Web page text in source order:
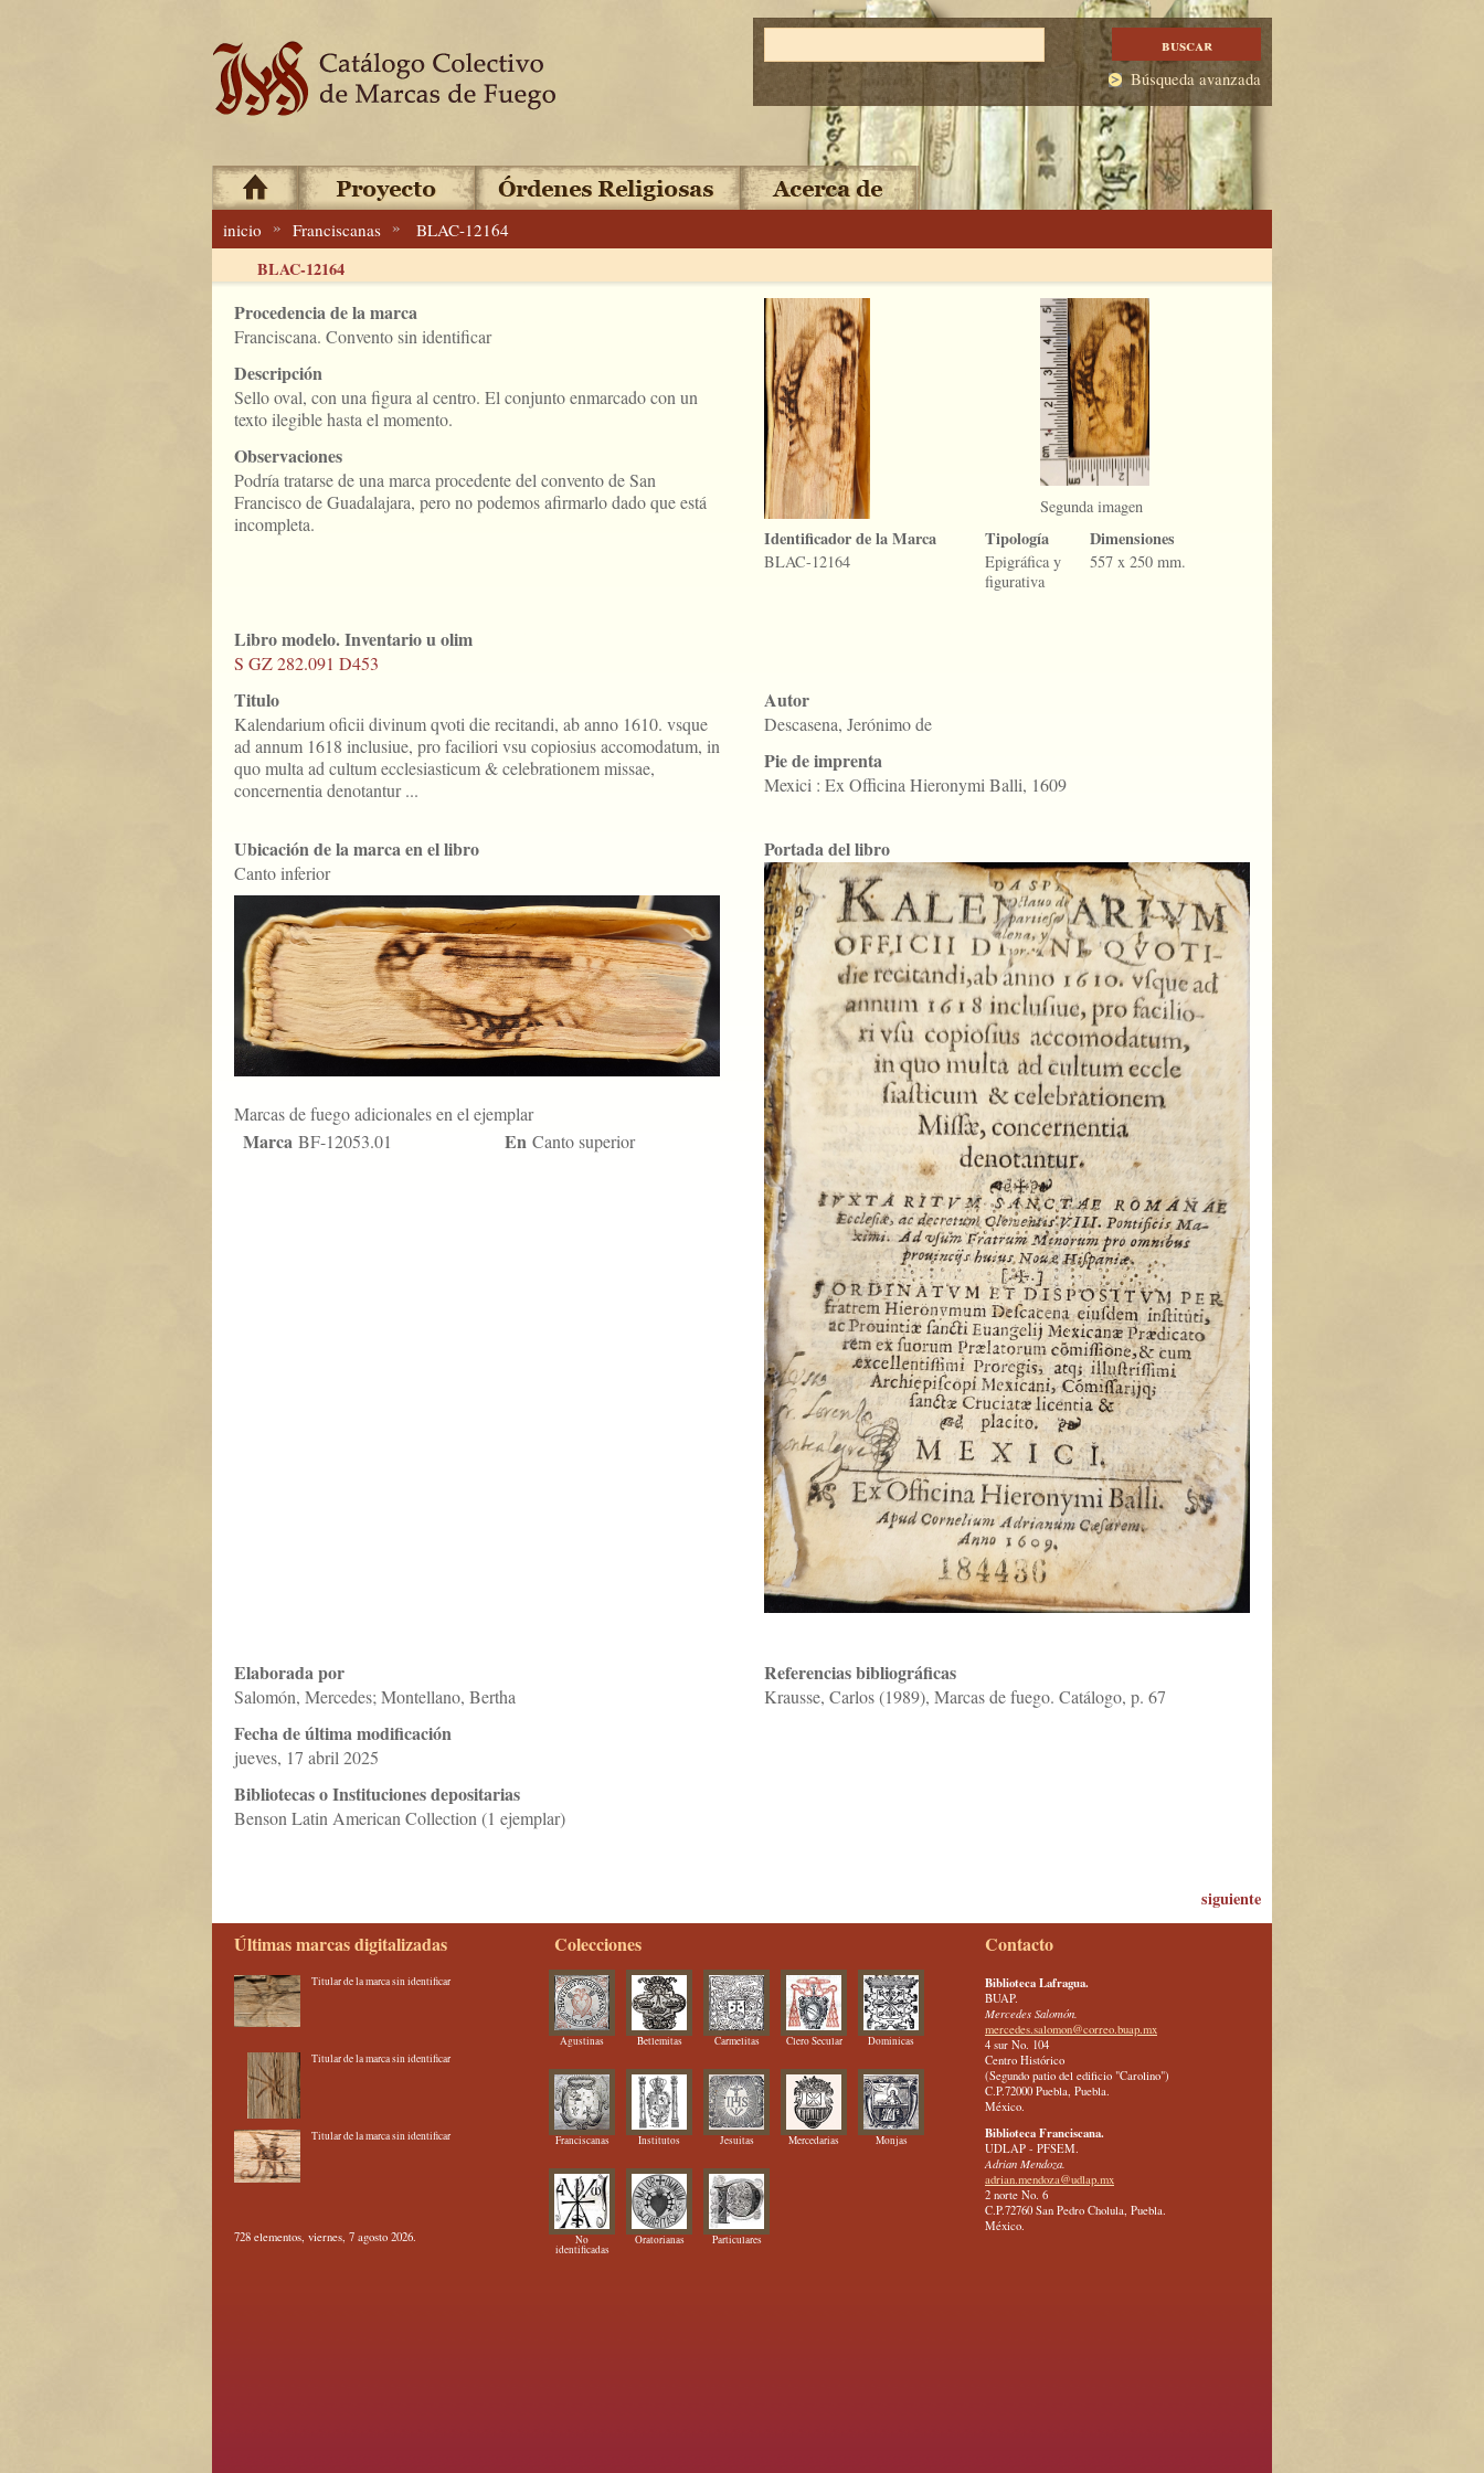
Búsqueda avanzada
inicio » Franciscanas » BLAC-12164
BLAC-12164
Procedencia de la marca
Franciscana. Convento sin identificar
Descripción
Sello oval, con una figura al centro. El conjunto enmarcado con un
texto ilegible hasta el momento.
Observaciones
Podría tratarse de una marca procedente del convento de San
Francisco de Guadalajara, pero no podemos afirmarlo dado que está
incompleta.
Segunda imagen
Identificador de la Marca
BLAC-12164
Tipología
Epigráfica y
figurativa
Dimensiones
557 x 250 mm.
Libro modelo. Inventario u olim
S GZ 282.091 D453
Titulo
Kalendarium oficii divinum qvoti die recitandi, ab anno 1610. vsque
ad annum 1618 inclusiue, pro faciliori vsu copiosius accomodatum, in
quo multa ad cultum ecclesiasticum & celebrationem missae,
concernentia denotantur ...
Autor
Descasena, Jerónimo de
Pie de imprenta
Mexici : Ex Officina Hieronymi Balli, 1609
Ubicación de la marca en el libro
Canto inferior
Marcas de fuego adicionales en el ejemplar
Marca BF-12053.01 En Canto superior
Portada del libro
Elaborada por
Salomón, Mercedes; Montellano, Bertha
Fecha de última modificación
jueves, 17 abril 2025
Bibliotecas o Instituciones depositarias
Benson Latin American Collection (1 ejemplar)
Referencias bibliográficas
Krausse, Carlos (1989), Marcas de fuego. Catálogo, p. 67
siguiente
Últimas marcas digitalizadas
Titular de la marca sin identificar
Titular de la marca sin identificar
Titular de la marca sin identificar
728 elementos, viernes, 7 agosto 2026.
Colecciones
Agustinas Betlemitas Carmelitas Clero Secular Dominicas
Franciscanas Institutos Jesuitas Mercedarias Monjas
No
identificadas
Oratorianas Particulares
Contacto
Biblioteca Lafragua.
BUAP.
Mercedes Salomón.
mercedes.salomon@correo.buap.mx
4 sur No. 104
Centro Histórico
(Segundo patio del edificio "Carolino")
C.P.72000 Puebla, Puebla.
México.
Biblioteca Franciscana.
UDLAP - PFSEM.
Adrian Mendoza.
adrian.mendoza@udlap.mx
2 norte No. 6
C.P.72760 San Pedro Cholula, Puebla.
México.